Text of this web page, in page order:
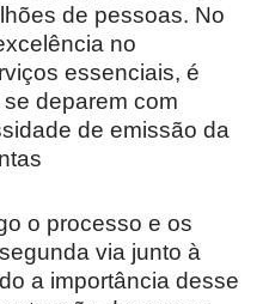
de pessoas. No
no
essenciais, é
deparem com
de emissão da
o processo e os
via junto à
a importância desse